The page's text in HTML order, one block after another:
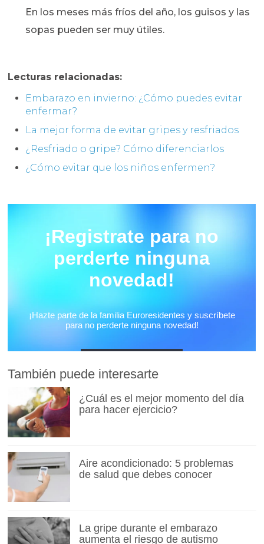
En los meses más fríos del año, los guisos y las
sopas pueden ser muy útiles.
Lecturas relacionadas:
Embarazo en invierno: ¿Cómo puedes evitar
enfermar?
La mejor forma de evitar gripes y resfriados
¿Resfriado o gripe? Cómo diferenciarlos
¿Cómo evitar que los niños enfermen?
También puede interesarte
¿Cuál es el mejor momento del día
para hacer ejercicio?
Aire acondicionado: 5 problemas
de salud que debes conocer
La gripe durante el embarazo
aumenta el riesgo de autismo